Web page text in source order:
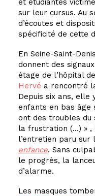
et étudiantes
sur leur cursus. Au
d’écoutes et
spécificité de cette
En Seine-Saint-
donnent des
étage de l’hôpital
Hervé a rencontré
Depuis six ans,
enfants en bas âge
ont des troubles du
la frustration (…) » ,
l’entretien paru sur
enfance. Sans
le progrès, la
d’alarme.
Les masques